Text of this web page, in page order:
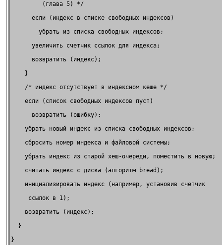
         (глава 5) */
      если (индекс в списке свободных индексов)
        убрать из списка свободных индексов;
      увеличить счетчик ссылок для индекса;
      возвратить (индекс);
    }
    /* индекс отсутствует в индексном кеше */
    если (список свободных индексов пуст)
      возвратить (ошибку);
    убрать новый индекс из списка свободных индексов;
    сбросить номер индекса и файловой системы;
    убрать индекс из старой хеш-очереди, поместить в новую;
    считать индекс с диска (алгоритм bread);
    инициализировать индекс (например, установив счетчик
     ссылок в 1);
    возвратить (индекс);
  }
}